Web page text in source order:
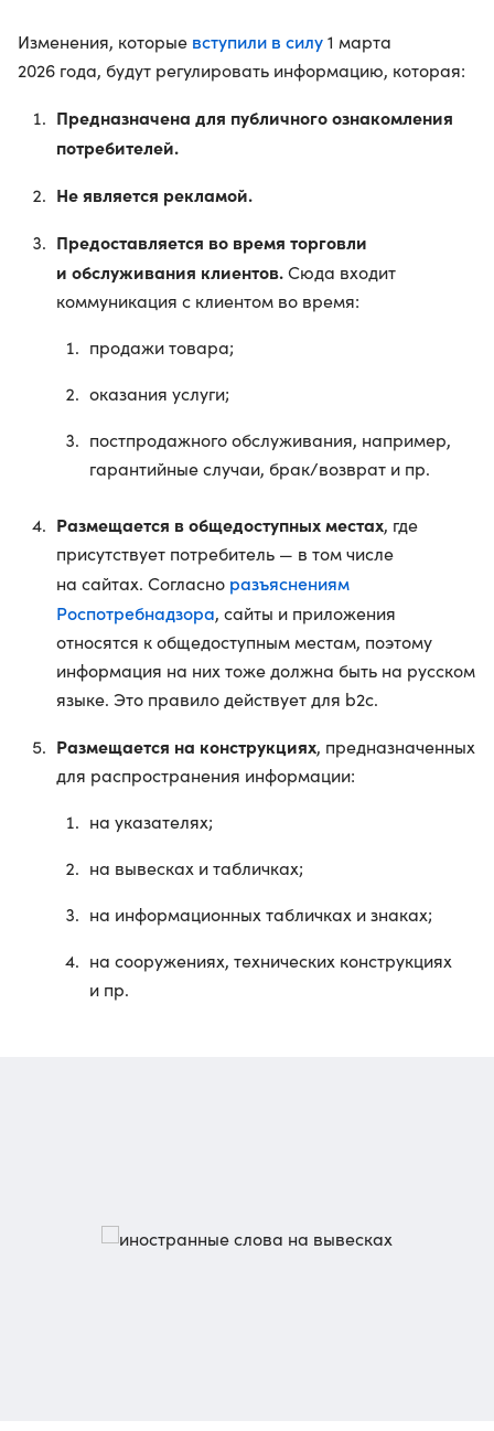
Изменения, которые вступили в силу1 марта
2026 года, будут регулировать информацию, которая:
Предназначена для публичного ознакомления
потребителей.
Не является рекламой.
Предоставляется во время торговли
и обслуживания клиентов.Сюда входит
коммуникация с клиентом во время:
продажи товара;
оказания услуги;
постпродажного обслуживания, например,
гарантийные случаи, брак/возврат и пр.
Размещается в общедоступных местах, где
присутствует потребитель — в том числе
на сайтах. Согласно разъяснениям
Роспотребнадзора, сайты и приложения
относятся к общедоступным местам, поэтому
информация на них тоже должна быть на русском
языке. Это правило действует для b2c.
Размещается на конструкциях, предназначенных
для распространения информации:
на указателях;
на вывесках и табличках;
на информационных табличках и знаках;
на сооружениях, технических конструкциях
и пр.